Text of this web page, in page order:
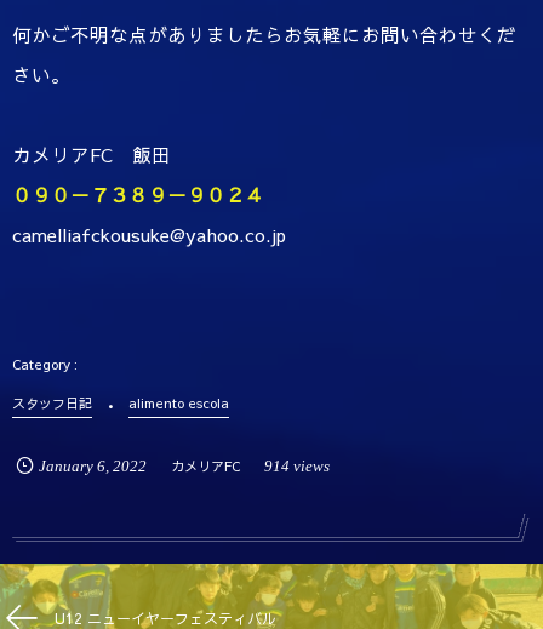
何かご不明な点がありましたらお気軽にお問い合わせくだ
さい。
カメリアFC 飯田
０９０－７３８９－９０２４
camelliafckousuke@yahoo.co.jp
スタッフ日記 alimento escola
January 6, 2022 カメリアFC 914 views
U12 ニューイヤーフェスティバル